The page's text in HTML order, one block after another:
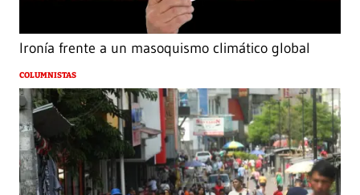
Ironía frente a un masoquismo climático global
COLUMNISTAS